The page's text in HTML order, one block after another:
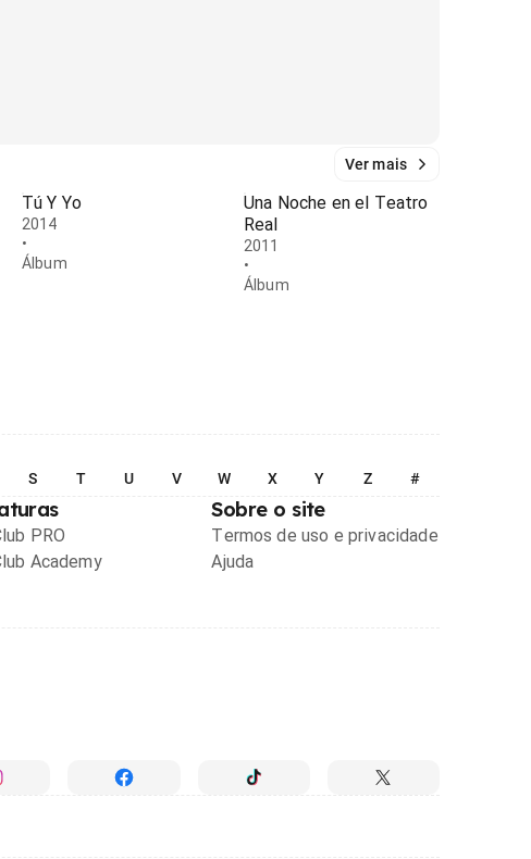
Ver mais
Tú Y Yo
2014
•
Álbum
Una Noche en el Teatro
Real
2011
•
Álbum
S T U V W X Y Z #
PRO
Academy
Sobre o site
Termos de uso e privacidade
Ajuda